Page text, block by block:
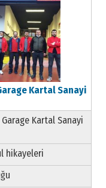
Kartal Sanayi
Kartal Sanayi
hikayeleri